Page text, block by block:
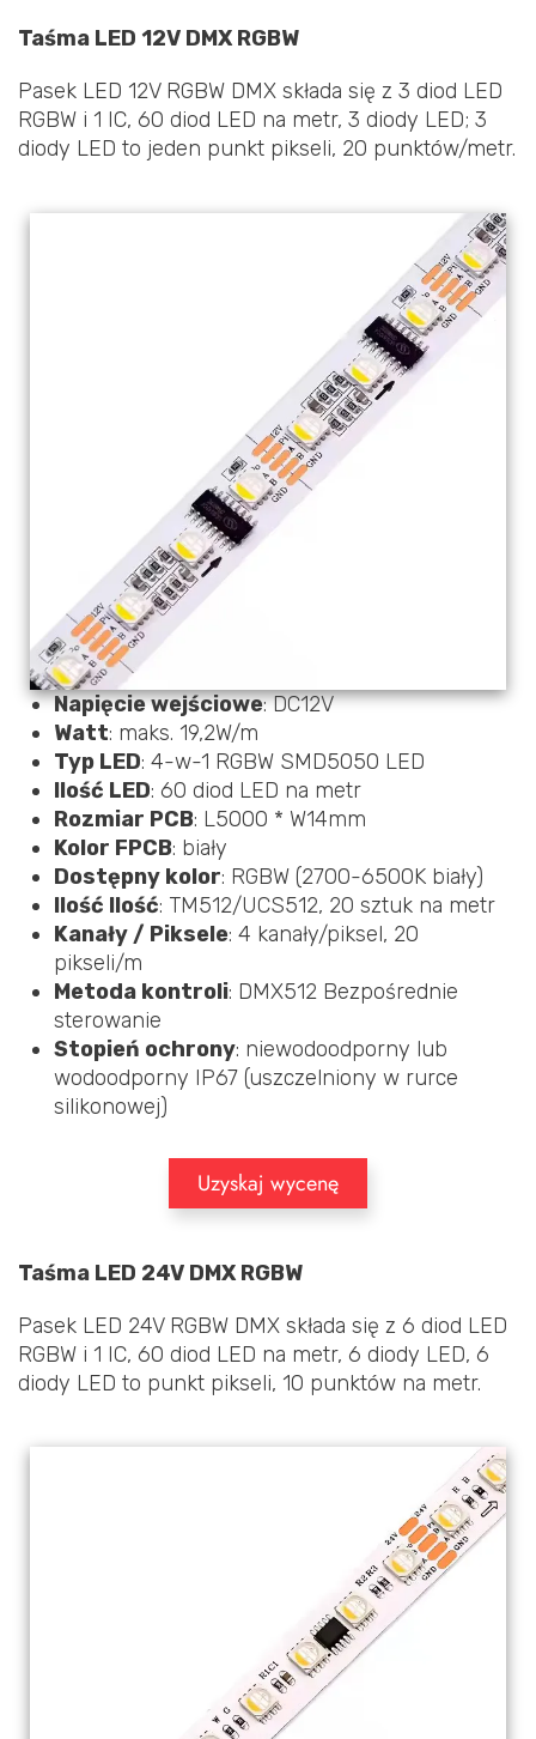
Taśma LED 12V DMX RGBW
Pasek LED 12V RGBW DMX składa się z 3 diod LED
RGBW i 1 IC, 60 diod LED na metr, 3 diody LED; 3
diody LED to jeden punkt pikseli, 20 punktów/metr.
Napięcie wejściowe: DC12V
Watt: maks. 19,2W/m
Typ LED: 4-w-1 RGBW SMD5050 LED
Ilość LED: 60 diod LED na metr
Rozmiar PCB: L5000 * W14mm
Kolor FPCB: biały
Dostępny kolor: RGBW (2700-6500K biały)
Ilość Ilość: TM512/UCS512, 20 sztuk na metr
Kanały / Piksele: 4 kanały/piksel, 20
pikseli/m
Metoda kontroli: DMX512 Bezpośrednie
sterowanie
Stopień ochrony: niewodoodporny lub
wodoodporny IP67 (uszczelniony w rurce
silikonowej)
Uzyskaj wycenę
Taśma LED 24V DMX RGBW
Pasek LED 24V RGBW DMX składa się z 6 diod LED
RGBW i 1 IC, 60 diod LED na metr, 6 diody LED, 6
diody LED to punkt pikseli, 10 punktów na metr.